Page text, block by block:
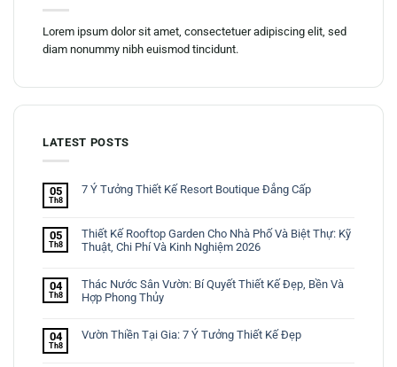
Lorem ipsum dolor sit amet, consectetuer adipiscing elit, sed
diam nonummy nibh euismod tincidunt.
LATEST POSTS
05
Th8
7 Ý Tưởng Thiết Kế Resort Boutique Đẳng Cấp
05
Th8
Thiết Kế Rooftop Garden Cho Nhà Phố Và Biệt Thự: Kỹ
Thuật, Chi Phí Và Kinh Nghiệm 2026
04
Th8
Thác Nước Sân Vườn: Bí Quyết Thiết Kế Đẹp, Bền Và
Hợp Phong Thủy
04
Th8
Vườn Thiền Tại Gia: 7 Ý Tưởng Thiết Kế Đẹp